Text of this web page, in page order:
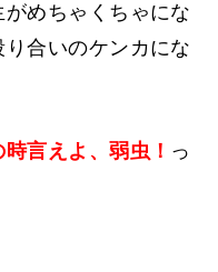
めちゃくちゃにな
合いのケンカにな
言えよ、弱虫！ っ